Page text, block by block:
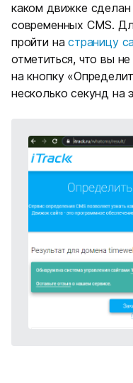
каком движке
современных CMS.
пройти настраницу
отметиться, что вы
на кнопку
несколько секунд на